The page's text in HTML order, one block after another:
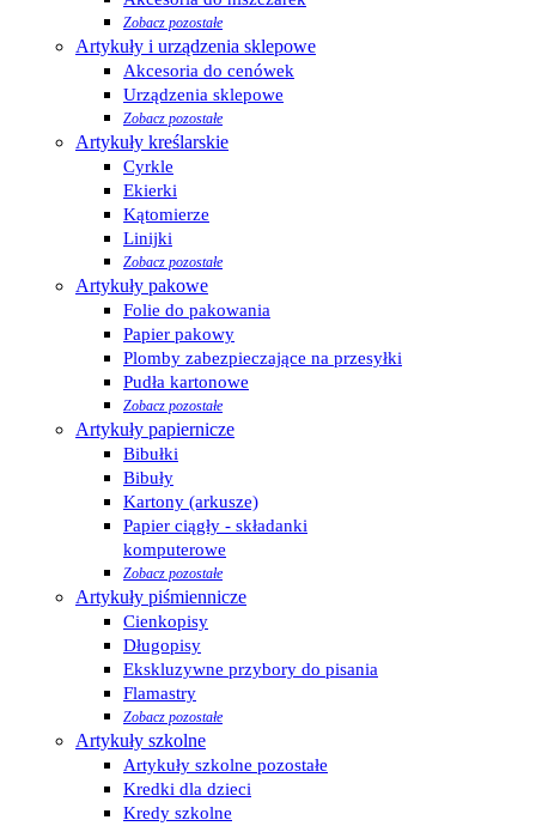
Zobacz pozostałe
Artykuły i urządzenia sklepowe
Akcesoria do cenówek
Urządzenia sklepowe
Zobacz pozostałe
Artykuły kreślarskie
Cyrkle
Ekierki
Kątomierze
Linijki
Zobacz pozostałe
Artykuły pakowe
Folie do pakowania
Papier pakowy
Plomby zabezpieczające na przesyłki
Pudła kartonowe
Zobacz pozostałe
Artykuły papiernicze
Bibułki
Bibuły
Kartony (arkusze)
Papier ciągły - składanki
komputerowe
Zobacz pozostałe
Artykuły piśmiennicze
Cienkopisy
Długopisy
Ekskluzywne przybory do pisania
Flamastry
Zobacz pozostałe
Artykuły szkolne
Artykuły szkolne pozostałe
Kredki dla dzieci
Kredy szkolne